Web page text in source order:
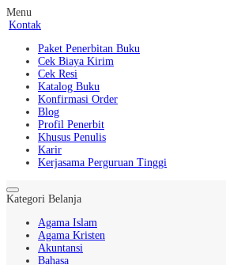
Menu
Kontak
Paket Penerbitan Buku
Cek Biaya Kirim
Cek Resi
Katalog Buku
Konfirmasi Order
Blog
Profil Penerbit
Khusus Penulis
Karir
Kerjasama Perguruan Tinggi
Kategori Belanja
Agama Islam
Agama Kristen
Akuntansi
Bahasa